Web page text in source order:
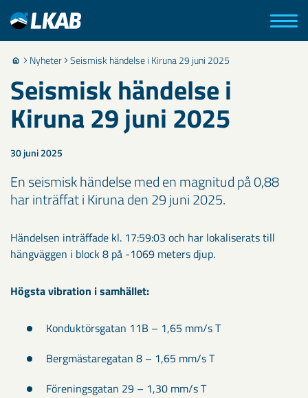
Nyheter Seismisk händelse i Kiruna 29 juni 2025
Seismisk händelse i
Kiruna 29 juni 2025
30 juni 2025
En seismisk händelse med en magnitud på 0,88
har inträffat i Kiruna den 29 juni 2025.
Händelsen inträffade kl. 17:59:03 och har lokaliserats till
hängväggen i block 8 på -1069 meters djup.
Högsta vibration i samhället:
Konduktörsgatan 11B – 1,65 mm/s T
Bergmästaregatan 8 – 1,65 mm/s T
Föreningsgatan 29 – 1,30 mm/s T